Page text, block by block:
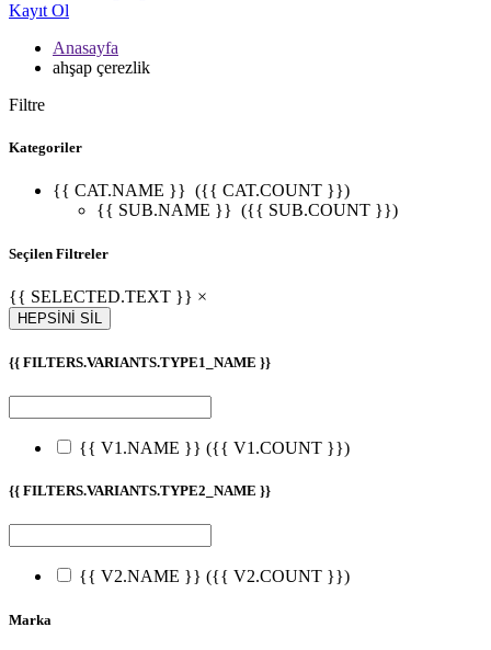
Kayıt Ol
Anasayfa
ahşap çerezlik
Filtre
Kategoriler
{{ CAT.NAME }} ({{ CAT.COUNT }})
{{ SUB.NAME }} ({{ SUB.COUNT }})
Seçilen Filtreler
{{ SELECTED.TEXT }} ×
HEPSİNİ SİL
{{ FILTERS.VARIANTS.TYPE1_NAME }}
{{ V1.NAME }} ({{ V1.COUNT }})
{{ FILTERS.VARIANTS.TYPE2_NAME }}
{{ V2.NAME }} ({{ V2.COUNT }})
Marka